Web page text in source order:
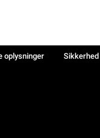
oplysninger Sikkerhed